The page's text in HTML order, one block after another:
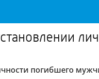
погибшего